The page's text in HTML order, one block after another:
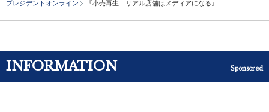
プレジデントオンライン 『小売再生 リアル店舗はメディアになる』
INFORMATION Sponsored